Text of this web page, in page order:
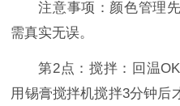
注意事项：颜色管理
需真实无误。
第2点：搅拌：回温
用锡膏搅拌机搅拌3分钟后